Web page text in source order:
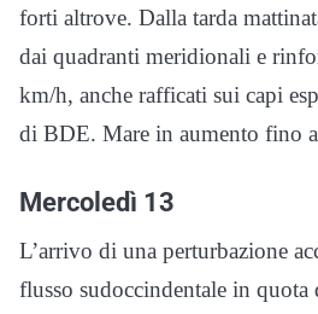
forti altrove. Dalla tarda
dai quadranti meridionali e
km/h, anche rafficati sui capi
di BDE. Mare in aumento fino
Mercoledì 13
L’arrivo di una perturbazione
flusso sudoccindentale in quota